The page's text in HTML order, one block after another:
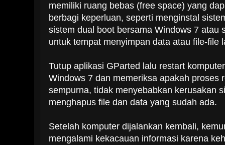
memiliki ruang bebas (free space) yang
berbagi keperluan, seperti menginstal
sistem dual boot bersama Windows 7 atau
untuk tempat menyimpan data atau file-file
Tutup aplikasi GParted lalu restart
Windows 7 dan memeriksa apakah proses
sempurna, tidak menyebabkan kerusakan
menghapus file dan data yang sudah ada.
Setelah komputer dijalankan kembali,
mengalami kekacauan informasi karena